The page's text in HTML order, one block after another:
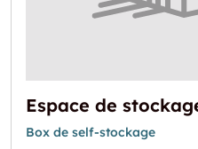
Box de self-stockage